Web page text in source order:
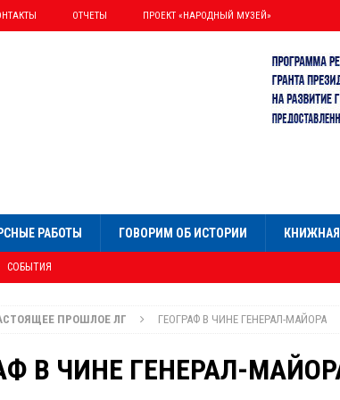
ОТЧЕТЫ ПРОЕКТ «НАРОДНЫЙ МУЗЕЙ»
РАБОТЫ ГОВОРИМ ОБ ИСТОРИИ
СОБЫТИЯ
ПАЛЛАДИН
ПРОШЛОЕ ЛГ ГЕОГРАФ В ЧИНЕ ГЕНЕРАЛ-МАЙОРА
В ЧИНЕ ГЕНЕРАЛ-